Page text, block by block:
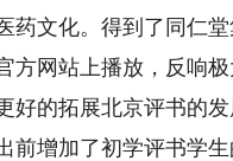
药文化。得到了同仁
方网站上播放，反响极
的拓展北京评书的发
前增加了初学评书学